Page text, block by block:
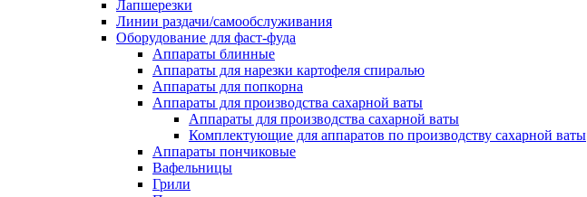
Лапшерезки
Линии раздачи/самообслуживания
Оборудование для фаст-фуда
Аппараты блинные
Аппараты для нарезки картофеля спиралью
Аппараты для попкорна
Аппараты для производства сахарной ваты
Аппараты для производства сахарной ваты
Комплектующие для аппаратов по производству сахарной ваты
Аппараты пончиковые
Вафельницы
Грили